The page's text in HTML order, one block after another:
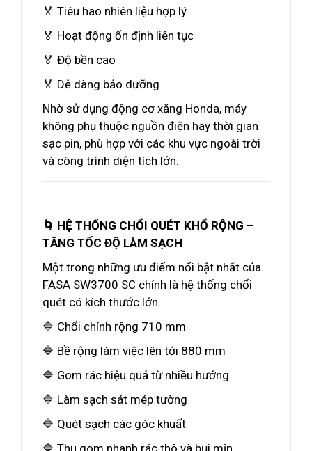
🏅 Tiêu hao nhiên liệu hợp lý
🏅 Hoạt động ổn định liên tục
🏅 Độ bền cao
🏅 Dễ dàng bảo dưỡng
Nhờ sử dụng động cơ xăng Honda, máy
không phụ thuộc nguồn điện hay thời gian
sạc pin, phù hợp với các khu vực ngoài trời
và công trình diện tích lớn.
🌀 HỆ THỐNG CHỔI QUÉT KHỔ RỘNG –
TĂNG TỐC ĐỘ LÀM SẠCH
Một trong những ưu điểm nổi bật nhất của
FASA SW3700 SC chính là hệ thống chổi
quét có kích thước lớn.
🔷 Chổi chính rộng 710 mm
🔷 Bề rộng làm việc lên tới 880 mm
🔷 Gom rác hiệu quả từ nhiều hướng
🔷 Làm sạch sát mép tường
🔷 Quét sạch các góc khuất
🔷 Thu gom nhanh rác thô và bụi mịn